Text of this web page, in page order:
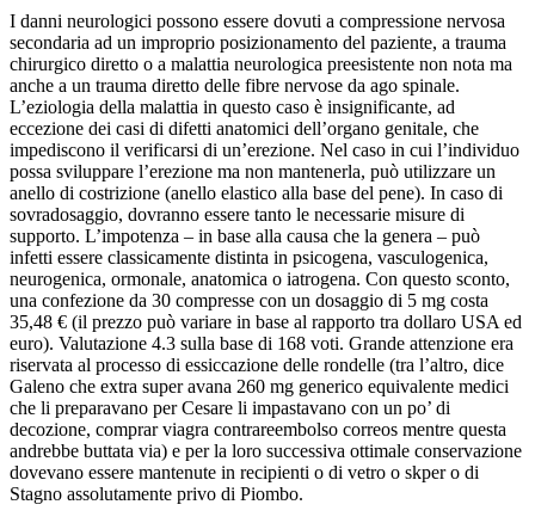
I danni neurologici possono essere dovuti a compressione nervosa
secondaria ad un improprio posizionamento del paziente, a trauma
chirurgico diretto o a malattia neurologica preesistente non nota ma
anche a un trauma diretto delle fibre nervose da ago spinale.
L’eziologia della malattia in questo caso è insignificante, ad
eccezione dei casi di difetti anatomici dell’organo genitale, che
impediscono il verificarsi di un’erezione. Nel caso in cui l’individuo
possa sviluppare l’erezione ma non mantenerla, può utilizzare un
anello di costrizione (anello elastico alla base del pene). In caso di
sovradosaggio, dovranno essere tanto le necessarie misure di
supporto. L’impotenza – in base alla causa che la genera – può
infetti essere classicamente distinta in psicogena, vasculogenica,
neurogenica, ormonale, anatomica o iatrogena. Con questo sconto,
una confezione da 30 compresse con un dosaggio di 5 mg costa
35,48 € (il prezzo può variare in base al rapporto tra dollaro USA ed
euro). Valutazione 4.3 sulla base di 168 voti. Grande attenzione era
riservata al processo di essiccazione delle rondelle (tra l’altro, dice
Galeno che extra super avana 260 mg generico equivalente medici
che li preparavano per Cesare li impastavano con un po’ di
decozione, comprar viagra contrareembolso correos mentre questa
andrebbe buttata via) e per la loro successiva ottimale conservazione
dovevano essere mantenute in recipienti o di vetro o skper o di
Stagno assolutamente privo di Piombo.